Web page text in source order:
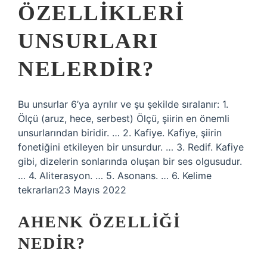
ÖZELLIKLERI
UNSURLARI
NELERDIR?
Bu unsurlar 6’ya ayrılır ve şu şekilde sıralanır: 1.
Ölçü (aruz, hece, serbest) Ölçü, şiirin en önemli
unsurlarından biridir. … 2. Kafiye. Kafiye, şiirin
fonetiğini etkileyen bir unsurdur. … 3. Redif. Kafiye
gibi, dizelerin sonlarında oluşan bir ses olgusudur.
… 4. Aliterasyon. … 5. Asonans. … 6. Kelime
tekrarları23 Mayıs 2022
AHENK ÖZELLIĞI
NEDIR?